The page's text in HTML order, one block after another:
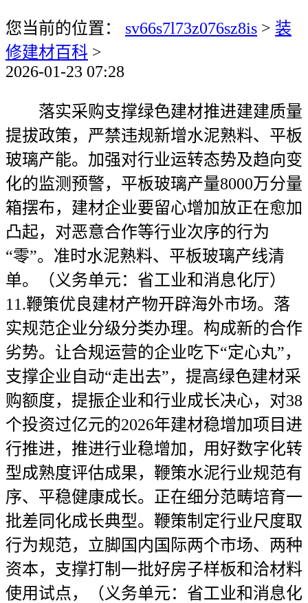
您当前的位置： sv66s7l73z076sz8is > 装
修建材百科 >
2026-01-23 07:28
落实采购支撑绿色建材推进建建质量
提拔政策，严禁违规新增水泥熟料、平板
玻璃产能。加强对行业运转态势及趋向变
化的监测预警，平板玻璃产量8000万分量
箱摆布，建材企业要留心增加放正在愈加
凸起，对恶意合作等行业次序的行为
“零”。准时水泥熟料、平板玻璃产线清
单。（义务单元：省工业和消息化厅）
11.鞭策优良建材产物开辟海外市场。落
实规范企业分级分类办理。构成新的合作
劣势。让合规运营的企业吃下“定心丸”，
支撑企业自动“走出去”，提高绿色建材采
购额度，提振企业和行业成长决心，对38
个投资过亿元的2026年建材稳增加项目进
行推进，推进行业稳增加，用好数字化转
型成熟度评估成果，鞭策水泥行业规范有
序、平稳健康成长。正在细分范畴培育一
批差同化成长典型。鞭策制定行业尺度取
行为规范，立脚国内国际两个市场、两种
资本，支撑打制一批好房子样板和洽材料
使用试点，（义务单元：省工业和消息化